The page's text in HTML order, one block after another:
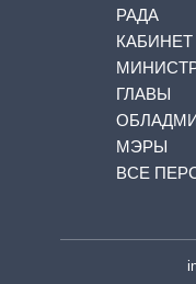
РАДА
КАБИНЕТ
ГЛАВЫ
МЭРЫ
ВСЕ